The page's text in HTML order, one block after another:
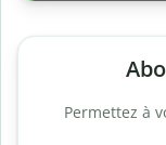
Permettez à